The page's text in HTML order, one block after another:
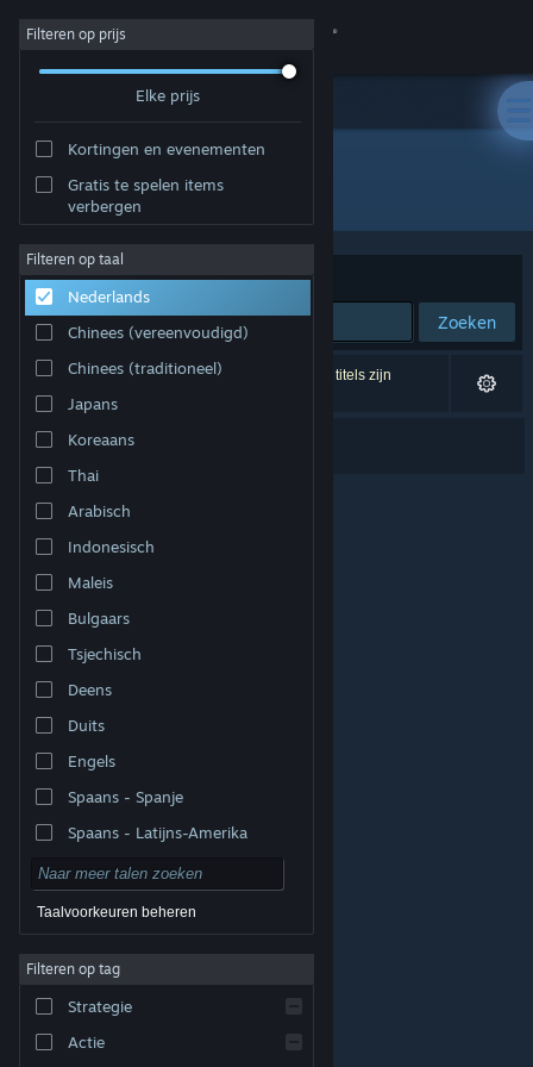
Inloggen
Community
Over
Ondersteuning
Taal wijzigen
Download de mobiele Steam-app
Desktopwebsite weergeven
© Valve Corporation. Alle rechten voorbehouden. Alle
handelsmerken zijn eigendom van hun respectieve
Privacybeleid|Juridische informatie
Toegankelijkheid
|
Terugbetalingen
Filteren op prijs
Elke prijs
Kortingen en evenementen
Gratis te spelen items
verbergen
Filteren op taal
Nederlands
Chinees (vereenvoudigd)
Chinees (traditioneel)
Japans
Koreaans
Thai
Arabisch
Indonesisch
Maleis
Bulgaars
Tsjechisch
Deens
Duits
Engels
Spaans - Spanje
Spaans - Latijns-Amerika
Taalvoorkeuren beheren
Filteren op tag
Strategie
Actie
Uitgever: Botan
Sorteren op Relevantie
Zoeken
1 resultaat komt overeen met je zoekopdracht. 3 titels zijn
uitgesloten op basis van je voorkeuren.